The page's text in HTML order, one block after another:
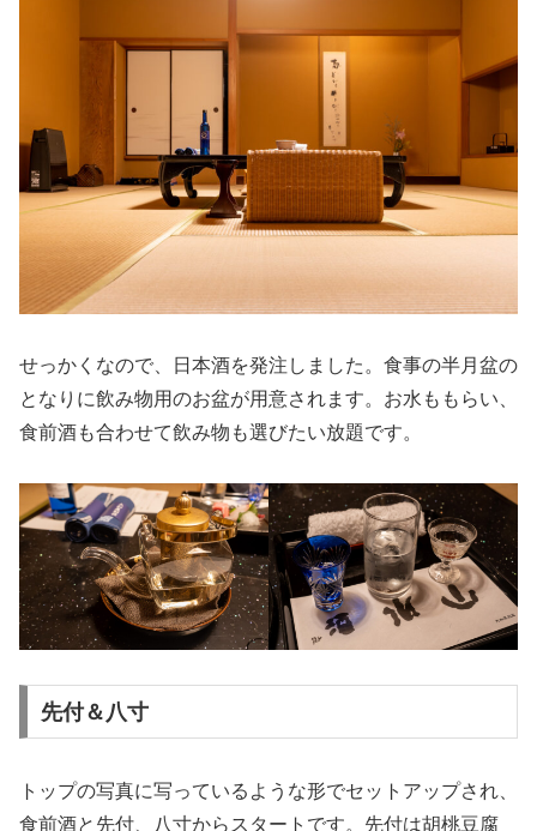
せっかくなので、日本酒を発注しました。食事の半月盆の
となりに飲み物用のお盆が用意されます。お水ももらい、
食前酒も合わせて飲み物も選びたい放題です。
先付＆八寸
トップの写真に写っているような形でセットアップされ、
食前酒と先付、八寸からスタートです。先付は胡桃豆腐